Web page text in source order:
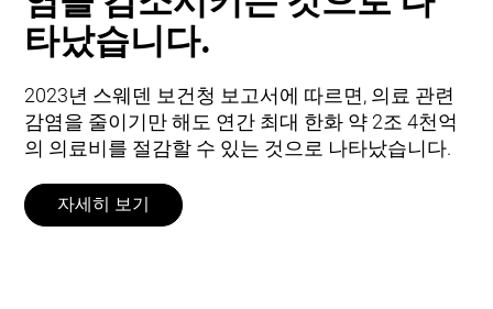
타났습니다.
2023년 스웨덴 보건청 보고서에 따르면, 의료 관련
감염을 줄이기만 해도 연간 최대 한화 약 2조 4천억
의 의료비를 절감할 수 있는 것으로 나타났습니다.
자세히 보기